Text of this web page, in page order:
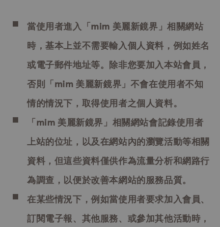
當使用者進入「mim 美麗新鏡界」相關網站
時，基本上並不需要輸入個人資料，例如姓名
或電子郵件地址等。除非您要加入本站會員，
否則「mim 美麗新鏡界」不會在使用者不知
情的情況下，取得使用者之個人資料。
「mim 美麗新鏡界」相關網站會記錄使用者
上站的位址，以及在網站內的瀏覽活動等相關
資料，但這些資料僅供作為流量分析和網路行
為調查，以便於改善本網站的服務品質。
在某些情況下，例如當使用者要求加入會員、
訂閱電子報、其他服務、或參加其他活動時，